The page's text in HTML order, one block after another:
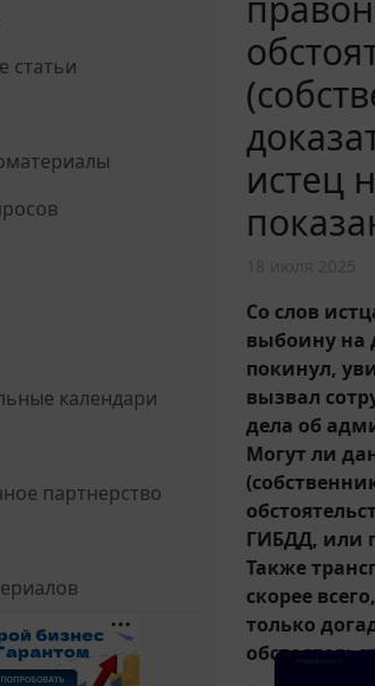
статьи
календари
партнерство
истец
Со слов
выбоину на
покинул,
вызвал
дела об
Могут ли
ГИБДД, или
Также
скорее
только